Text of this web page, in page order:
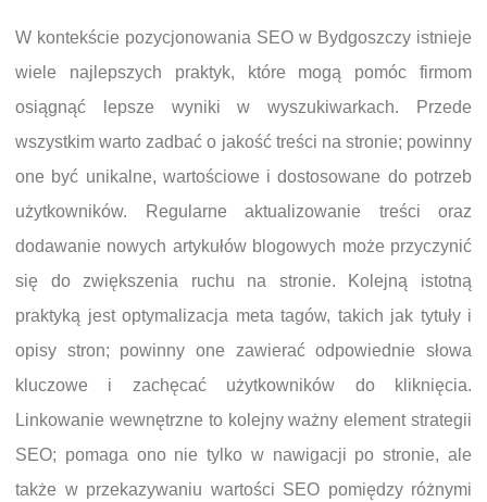
W kontekście pozycjonowania SEO w Bydgoszczy istnieje
wiele najlepszych praktyk, które mogą pomóc firmom
osiągnąć lepsze wyniki w wyszukiwarkach. Przede
wszystkim warto zadbać o jakość treści na stronie; powinny
one być unikalne, wartościowe i dostosowane do potrzeb
użytkowników. Regularne aktualizowanie treści oraz
dodawanie nowych artykułów blogowych może przyczynić
się do zwiększenia ruchu na stronie. Kolejną istotną
praktyką jest optymalizacja meta tagów, takich jak tytuły i
opisy stron; powinny one zawierać odpowiednie słowa
kluczowe i zachęcać użytkowników do kliknięcia.
Linkowanie wewnętrzne to kolejny ważny element strategii
SEO; pomaga ono nie tylko w nawigacji po stronie, ale
także w przekazywaniu wartości SEO pomiędzy różnymi